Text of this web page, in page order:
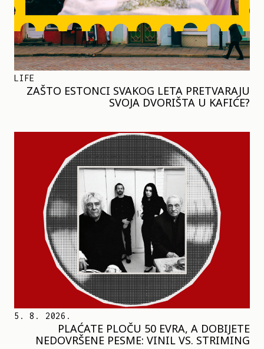
LIFE
ZAŠTO ESTONCI SVAKOG LETA PRETVARAJU
SVOJA DVORIŠTA U KAFIĆE?
5. 8. 2026.
PLAĆATE PLOČU 50 EVRA, A DOBIJETE
NEDOVRŠENE PESME: VINIL VS. STRIMING